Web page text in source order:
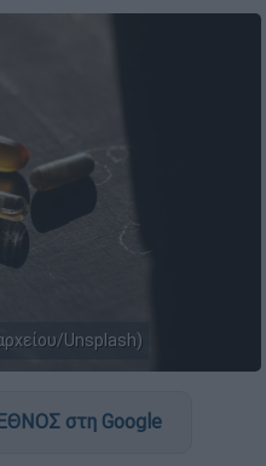
Unsplash)
στη Google